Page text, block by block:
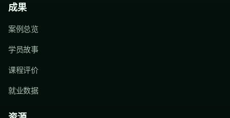
成果
案例总览
学员故事
课程评价
就业数据